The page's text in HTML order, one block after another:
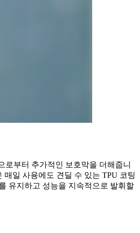
부터 추가적인 보호막을 더해줍니
일 사용에도 견딜 수 있는 TPU 코팅
유지하고 성능을 지속적으로 발휘할